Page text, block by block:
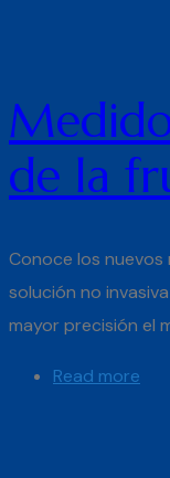
de la
Conoce los
solución no
mayor precisión el
Read more